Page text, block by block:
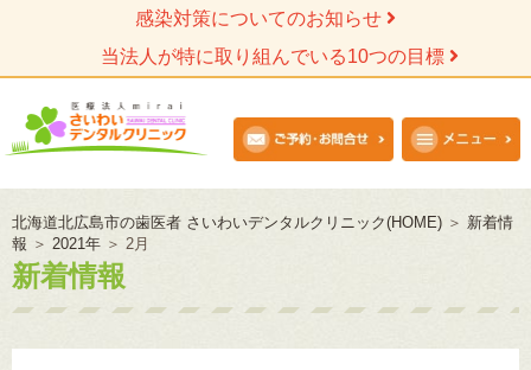
感染対策についてのお知らせ
当法人が特に取り組んでいる10つの目標
北海道北広島市の歯医者 さいわいデンタルクリニック(HOME) ＞ 新着情
報 ＞ 2021年 ＞ 2月
新着情報